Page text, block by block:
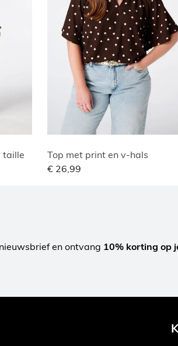
taille
Top met print en v-hals
€ 26,99
en ontvang 10% korting op